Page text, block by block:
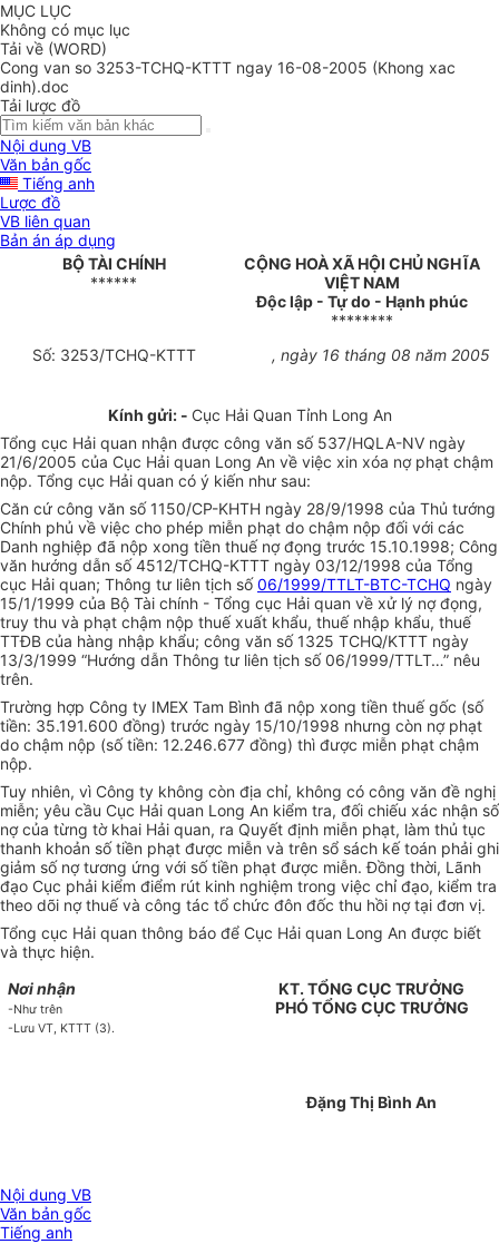
MỤC LỤC
Không có mục lục
Tải về (WORD)
Cong van so 3253-TCHQ-KTTT ngay 16-08-2005 (Khong xac
dinh).doc
Tải lược đồ
Nội dung VB
Văn bản gốc
Tiếng anh
Lược đồ
VB liên quan
Bản án áp dụng
BỘ TÀI CHÍNH
******
CỘNG HOÀ XÃ HỘI CHỦ NGHĨA
VIỆT NAM
Độc lập - Tự do - Hạnh phúc
********
Số: 3253/TCHQ-KTTT
, ngày 16 tháng 08 năm 2005
Kính gửi: - Cục Hải Quan Tỉnh Long An
Tổng cục Hải quan nhận được công văn số 537/HQLA-NV ngày
21/6/2005 của Cục Hải quan Long An về việc xin xóa nợ phạt chậm
nộp. Tổng cục Hải quan có ý kiến như sau:
Căn cứ công văn số 1150/CP-KHTH ngày 28/9/1998 của Thủ tướng
Chính phủ về việc cho phép miễn phạt do chậm nộp đối với các
Danh nghiệp đã nộp xong tiền thuế nợ đọng trước 15.10.1998; Công
văn hướng dẫn số 4512/TCHQ-KTTT ngày 03/12/1998 của Tổng
cục Hải quan; Thông tư liên tịch số06/1999/TTLT-BTC-TCHQ ngày
15/1/1999 của Bộ Tài chính - Tổng cục Hải quan về xử lý nợ đọng,
truy thu và phạt chậm nộp thuế xuất khẩu, thuế nhập khẩu, thuế
TTĐB của hàng nhập khẩu; công văn số 1325 TCHQ/KTTT ngày
13/3/1999 “Hướng dẫn Thông tư liên tịch số 06/1999/TTLT…” nêu
trên.
Trường hợp Công ty IMEX Tam Bình đã nộp xong tiền thuế gốc (số
tiền: 35.191.600 đồng) trước ngày 15/10/1998 nhưng còn nợ phạt
do chậm nộp (số tiền: 12.246.677 đồng) thì được miễn phạt chậm
nộp.
Tuy nhiên, vì Công ty không còn địa chỉ, không có công văn đề nghị
miễn; yêu cầu Cục Hải quan Long An kiểm tra, đối chiếu xác nhận số
nợ của từng tờ khai Hải quan, ra Quyết định miễn phạt, làm thủ tục
thanh khoản số tiền phạt được miễn và trên sổ sách kế toán phải ghi
giảm số nợ tương ứng với số tiền phạt được miễn. Đồng thời, Lãnh
đạo Cục phải kiểm điểm rút kinh nghiệm trong việc chỉ đạo, kiểm tra
theo dõi nợ thuế và công tác tổ chức đôn đốc thu hồi nợ tại đơn vị.
Tổng cục Hải quan thông báo để Cục Hải quan Long An được biết
và thực hiện.
Nơi nhận
-Như trên
-Lưu VT, KTTT (3).
KT. TỔNG CỤC TRƯỞNG
PHÓ TỔNG CỤC TRƯỞNG
Đặng Thị Bình An
Nội dung VB
Văn bản gốc
Tiếng anh